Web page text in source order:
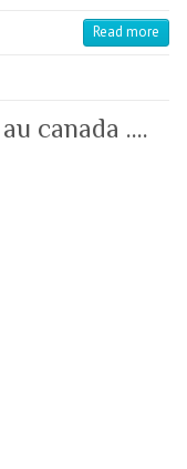
Read more
canada ….